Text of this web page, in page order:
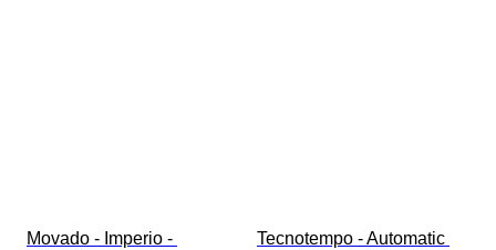
Movado - Imperio -
Tecnotempo - Automatic